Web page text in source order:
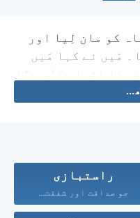
کو مان لِیا اور
مَیں نے کہا مَیں
کو مُعاف کِیا۔
راستبازی
جو صداقت اور شفقت...